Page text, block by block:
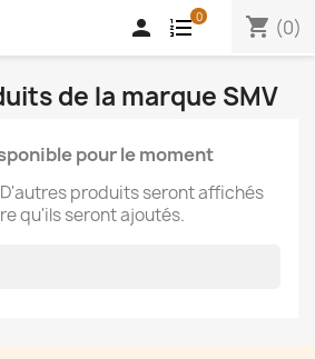
shopping_cart (0)
0

de la marque SMV
pour le moment
produits seront affichés
qu'ils seront ajoutés.